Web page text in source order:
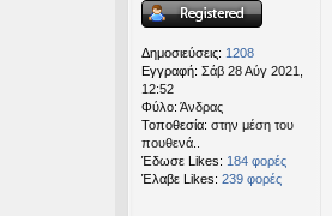
Δημοσιεύσεις: 1208
Εγγραφή: Σάβ 28 Αύγ 2021,
12:52
Φύλο: Άνδρας
Τοποθεσία: στην μέση του
πουθενά..
Έδωσε Likes: 184 φορές
Έλαβε Likes: 239 φορές